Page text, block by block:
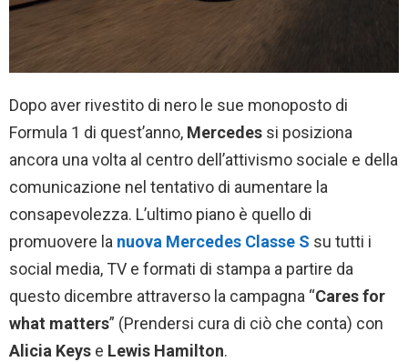
Dopo aver rivestito di nero le sue monoposto di
Formula 1 di quest’anno, Mercedes si posiziona
ancora una volta al centro dell’attivismo sociale e della
comunicazione nel tentativo di aumentare la
consapevolezza. L’ultimo piano è quello di
promuovere la nuova Mercedes Classe S su tutti i
social media, TV e formati di stampa a partire da
questo dicembre attraverso la campagna “Cares for
what matters” (Prendersi cura di ciò che conta) con
Alicia Keys e Lewis Hamilton.